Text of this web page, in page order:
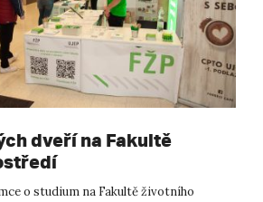
dveří na Fakultě
o studium na Fakultě životního